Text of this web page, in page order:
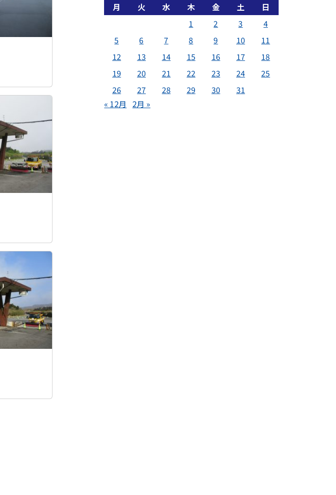
月
火 水 木 金 土
日
1
2 3
4
5
6 7 8 9 10
11
12
13 14 15 16 17
18
19
20 21 22 23 24
25
26
27 28 29 30
31
« 12月
2月 »